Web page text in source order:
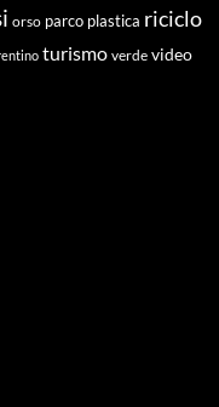
orso parco plastica riciclo
turismo verde video